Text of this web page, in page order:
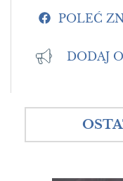
POLEĆ
DODAJ